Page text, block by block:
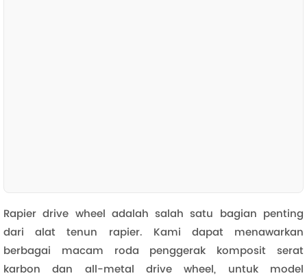
Rapier drive wheel adalah salah satu bagian penting
dari alat tenun rapier. Kami dapat menawarkan
berbagai macam roda penggerak komposit serat
karbon dan all-metal drive wheel, untuk model